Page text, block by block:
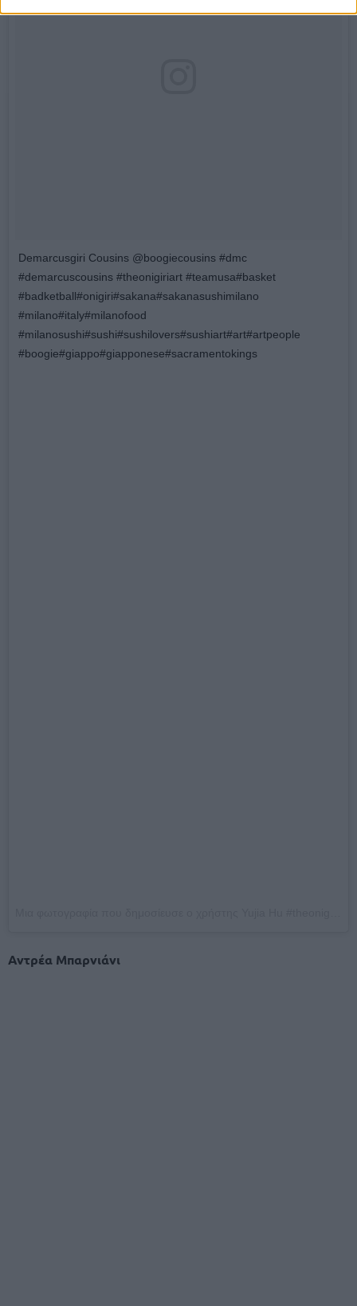
Demarcusgiri Cousins @boogiecousins #dmc
#demarcuscousins #theonigiriart #teamusa#basket
#badketball#onigiri#sakana#sakanasushimilano
#milano#italy#milanofood
#milanosushi#sushi#sushilovers#sushiart#art#artpeople
#boogie#giappo#giapponese#sacramentokings
Αντρέα Μπαρνιάνι